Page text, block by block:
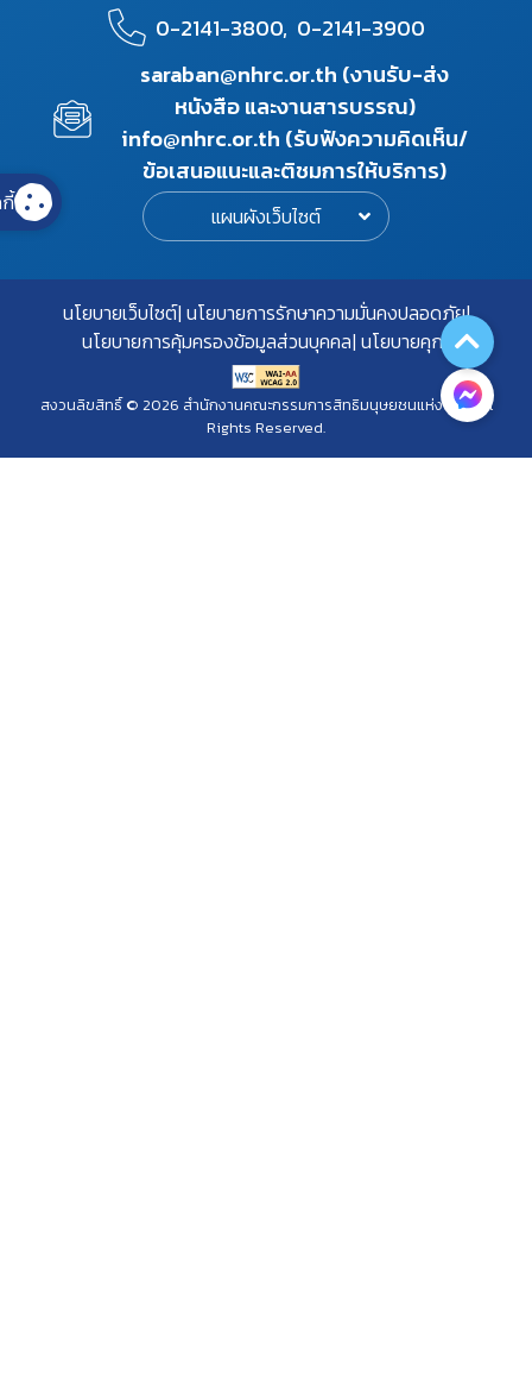
0-2141-3800, 0-2141-3900
saraban@nhrc.or.th (งานรับ-ส่ง
หนังสือ และงานสารบรรณ)
info@nhrc.or.th (รับฟังความคิดเห็น/
ข้อเสนอแนะและติชมการให้บริการ)
แผนผังเว็บไซต์
นโยบายเว็บไซต์ นโยบายการรักษาความมั่นคงปลอดภัย
นโยบายการคุ้มครองข้อมูลส่วนบุคคล นโยบายคุกกี้
สงวนลิขสิทธิ์ © 2026 สำนักงานคณะกรรมการสิทธิมนุษยชนแห่งชาติ. All
Rights Reserved.